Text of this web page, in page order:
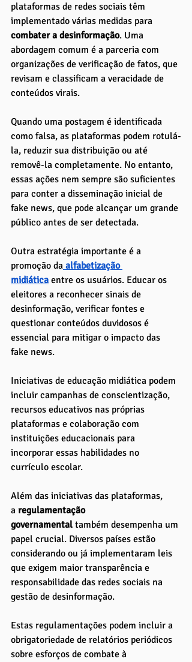
plataformas de redes sociais têm
implementado várias medidas para
combater a desinformação. Uma
abordagem comum é a parceria com
organizações de verificação de fatos, que
revisam e classificam a veracidade de
conteúdos virais.
Quando uma postagem é identificada
como falsa, as plataformas podem rotulá-
la, reduzir sua distribuição ou até
removê-la completamente. No entanto,
essas ações nem sempre são suficientes
para conter a disseminação inicial de
fake news, que pode alcançar um grande
público antes de ser detectada.
Outra estratégia importante é a
promoção da alfabetização
midiática entre os usuários. Educar os
eleitores a reconhecer sinais de
desinformação, verificar fontes e
questionar conteúdos duvidosos é
essencial para mitigar o impacto das
fake news.
Iniciativas de educação midiática podem
incluir campanhas de conscientização,
recursos educativos nas próprias
plataformas e colaboração com
instituições educacionais para
incorporar essas habilidades no
currículo escolar.
Além das iniciativas das plataformas,
a regulamentação
governamental também desempenha um
papel crucial. Diversos países estão
considerando ou já implementaram leis
que exigem maior transparência e
responsabilidade das redes sociais na
gestão de desinformação.
Estas regulamentações podem incluir a
obrigatoriedade de relatórios periódicos
sobre esforços de combate à